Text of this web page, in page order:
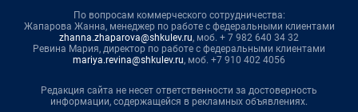
По вопросам коммерческого сотрудничества:
Жапарова Жанна, менеджер по работе с федеральными клиентами
zhanna.zhaparova@shkulev.ru, моб. + 7 982 640 34 32
Ревина Мария, директор по работе с федеральными клиентами
mariya.revina@shkulev.ru, моб. +7 910 402 4056
Редакция сайта не несет ответственности за достоверность
информации, содержащейся в рекламных объявлениях.